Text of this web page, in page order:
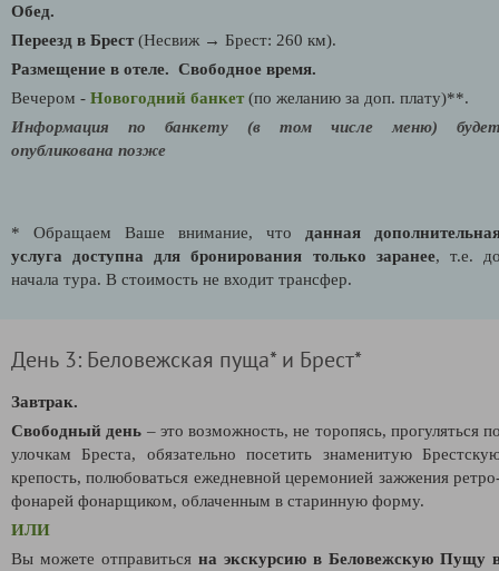
Обед.
Переезд в Брест(Несвиж → Брест: 260 км).
Размещение в отеле. Свободное время.
Вечером - Новогодний банкет (по желанию за доп. плату)**.
Информация по банкету (в том числе меню)
опубликована позже
* Обращаем Ваше внимание, что данная
услуга доступна для бронирования только заранее, т.е.
начала тура. В стоимость не входит трансфер.
День 3: Беловежская пуща* и Брест*
Завтрак.
Свободный день – это возможность, не торопясь, прогуляться
улочкам Бреста, обязательно посетить знаменитую
крепость, полюбоваться ежедневной церемонией зажжения
фонарей фонарщиком, облаченным в старинную форму.
ИЛИ
Вы можете отправиться на экскурсию в Беловежскую Пущу